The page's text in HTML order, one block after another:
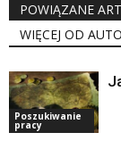
POWIĄZANE
WIĘCEJ OD
Poszukiwanie
pracy